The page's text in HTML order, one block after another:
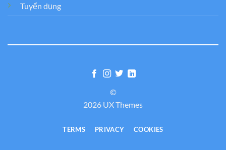
Tuyển dụng
©
2026 UX Themes
TERMS PRIVACY COOKIES